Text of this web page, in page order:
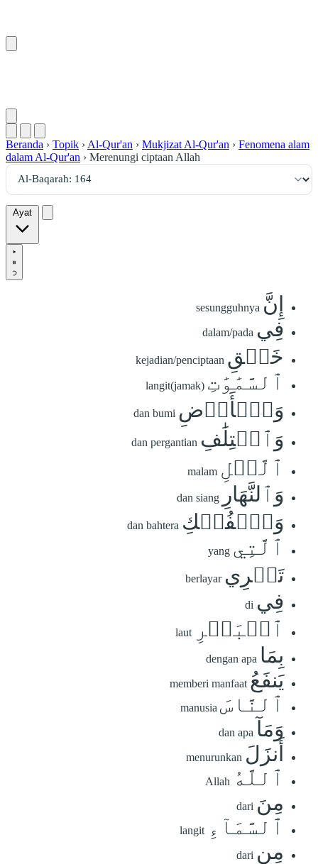
Beranda › Topik › Al-Qur'an › Mukjizat Al-Qur'an › Fenomena alam
dalam Al-Qur'an › Merenungi ciptaan Allah
Ayat
إِنَّ sesungguhnya
فِي dalam/pada
خَلۡقِ kejadian/penciptaan
ٱلسَّمَٰوَٰتِ langit(jamak)
وَٱلۡأَرۡضِ dan bumi
وَٱخۡتِلَٰفِ dan pergantian
ٱلَّيۡلِ malam
وَٱلنَّهَارِ dan siang
وَٱلۡفُلۡكِ dan bahtera
ٱلَّتِي yang
تَجۡرِي berlayar
فِي di
ٱلۡبَحۡرِ laut
بِمَا dengan apa
يَنفَعُ memberi manfaat
ٱلنَّاسَ manusia
وَمَآ dan apa
أَنزَلَ menurunkan
ٱللَّهُ Allah
مِنَ dari
ٱلسَّمَآءِ langit
مِن dari